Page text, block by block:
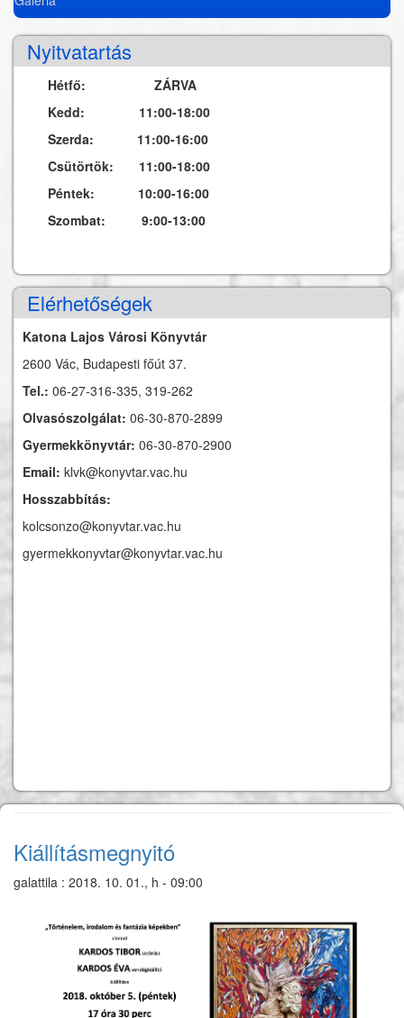
Nyitvatartás
Hétfő: ZÁRVA
Kedd: 11:00-18:00
Szerda: 11:00-16:00
Csütörtök: 11:00-18:00
Péntek: 10:00-16:00
Szombat: 9:00-13:00
Elérhetőségek
Katona Lajos Városi Könyvtár
2600 Vác, Budapesti főút 37.
Tel.: 06-27-316-335, 319-262
Olvasószolgálat: 06-30-870-2899
Gyermekkönyvtár: 06-30-870-2900
Email: klvk@konyvtar.vac.hu
Hosszabbítás:
kolcsonzo@konyvtar.vac.hu
gyermekkonyvtar@konyvtar.vac.hu
Kiállításmegnyitó
galattila : 2018. 10. 01., h - 09:00